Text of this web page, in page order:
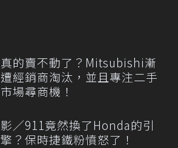
真的賣不動了？Mitsubishi漸
遭經銷商淘汰，並且專注二手
市場尋商機！
影／911竟然換了Honda的引
擎？保時捷鐵粉憤怒了！